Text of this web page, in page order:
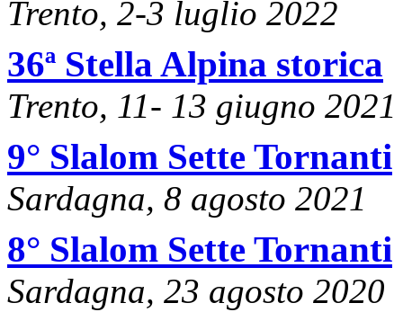
Trento, 2-3 luglio 2022
36ª Stella Alpina storica
Trento, 11- 13 giugno 2021
9° Slalom Sette Tornanti
Sardagna, 8 agosto 2021
8° Slalom Sette Tornanti
Sardagna, 23 agosto 2020